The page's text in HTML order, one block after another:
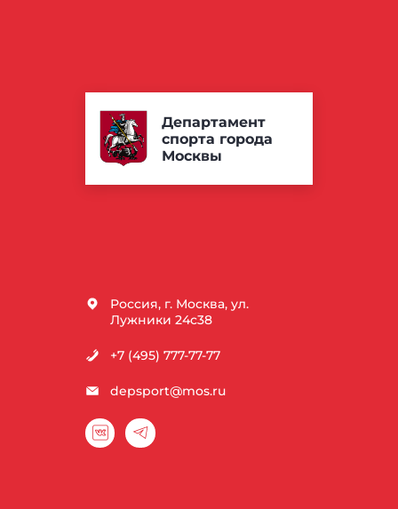
Департамент
спорта города
Москвы
Россия, г. Москва, ул.
Лужники 24с38
+7 (495) 777-77-77
depsport@mos.ru